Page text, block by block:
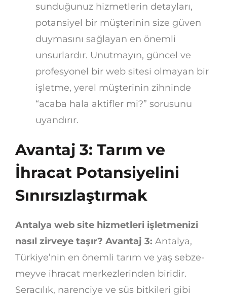
sunduğunuz hizmetlerin detayları,
potansiyel bir müşterinin size güven
duymasını sağlayan en önemli
unsurlardır. Unutmayın, güncel ve
profesyonel bir web sitesi olmayan bir
işletme, yerel müşterinin zihninde
“acaba hala aktifler mi?” sorusunu
uyandırır.
Avantaj 3: Tarım ve
İhracat Potansiyelini
Sınırsızlaştırmak
Antalya web site hizmetleri işletmenizi
nasıl zirveye taşır? Avantaj 3: Antalya,
Türkiye’nin en önemli tarım ve yaş sebze-
meyve ihracat merkezlerinden biridir.
Seracılık, narenciye ve süs bitkileri gibi